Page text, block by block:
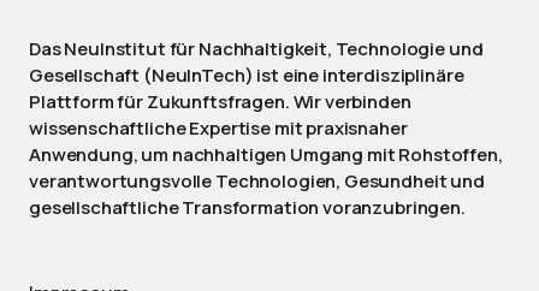
Das NeuInstitut für Nachhaltigkeit, Technologie und
Gesellschaft (NeuInTech) ist eine interdisziplinäre
Plattform für Zukunftsfragen. Wir verbinden
wissenschaftliche Expertise mit praxisnaher
Anwendung, um nachhaltigen Umgang mit Rohstoffen,
verantwortungsvolle Technologien, Gesundheit und
gesellschaftliche Transformation voranzubringen.